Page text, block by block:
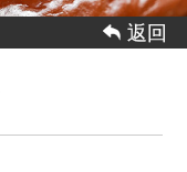
 返回